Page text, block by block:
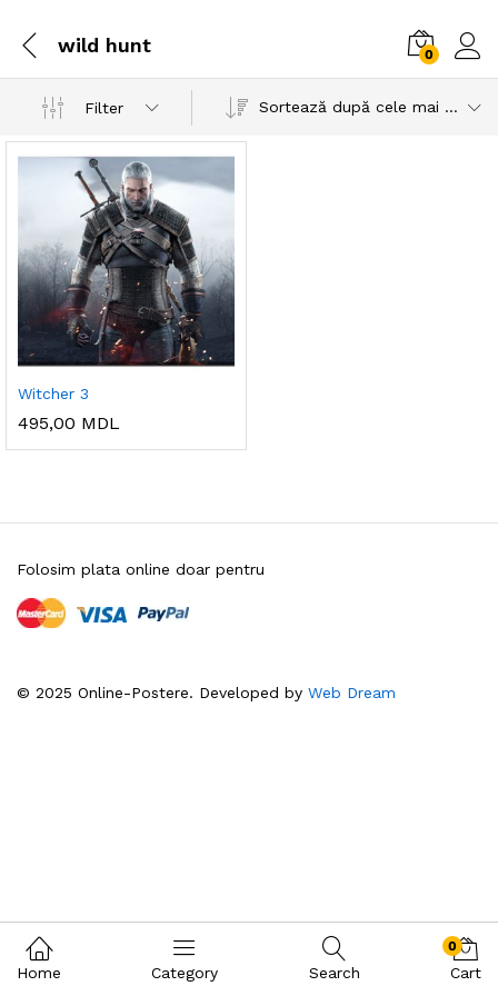
wild hunt 0
Filter Sortează după cele mai recente
Witcher 3
495,00 MDL
© 2025 Online-Postere. Developed by Web Dream
Folosim plata online doar pentru
Home Category Search
0
Cart